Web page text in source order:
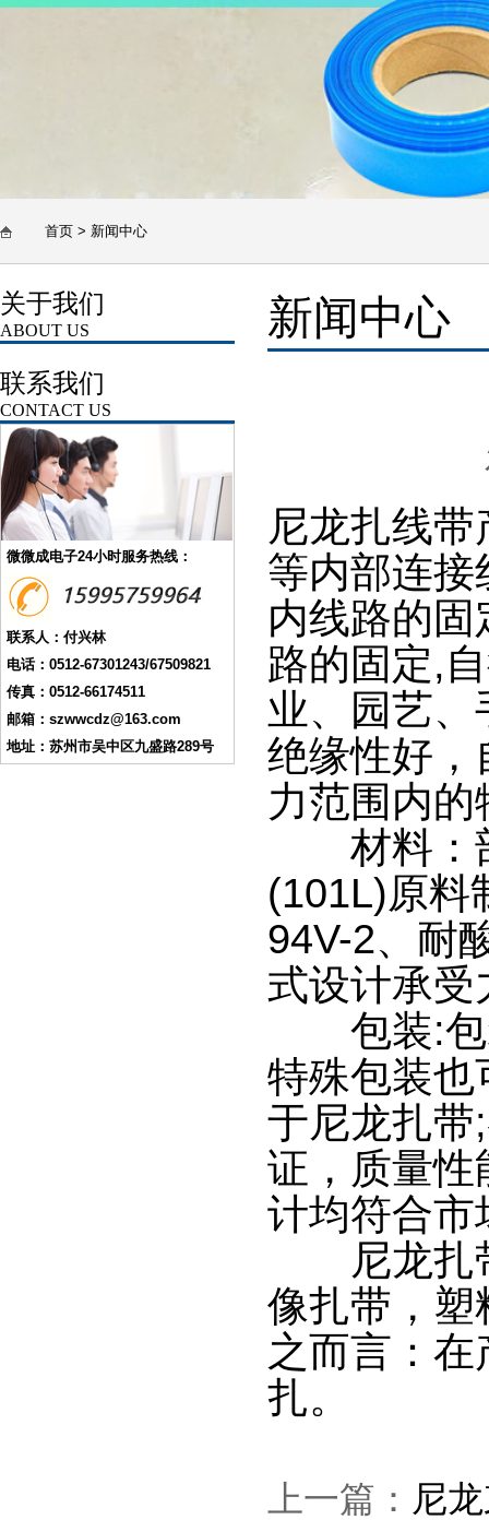
首页 > 新闻中心
关于我们
ABOUT US
联系我们
CONTACT US
微微成电子24小时服务热线：
联系人：付兴林
电话：0512-67301243/67509821
传真：0512-66174511
邮箱：szwwcdz@163.com
地址：苏州市吴中区九盛路289号
新闻中心
尼龙扎线
等内部连接
内线路的
路的固定,
业、园艺
绝缘性好，
力范围内
材料：部
(101L)原料
94V-2、耐
式设计承
包装:包
特殊包装也
于尼龙扎带
证，质量性
计均符合市
尼龙扎带
像扎带，塑
之而言：
扎。
上一篇： 尼